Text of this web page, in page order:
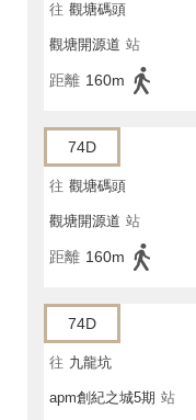
往 觀塘碼頭
觀塘開源道 站
距離 160m
74D
往 觀塘碼頭
觀塘開源道 站
距離 160m
74D
往 九龍坑
apm創紀之城5期 站